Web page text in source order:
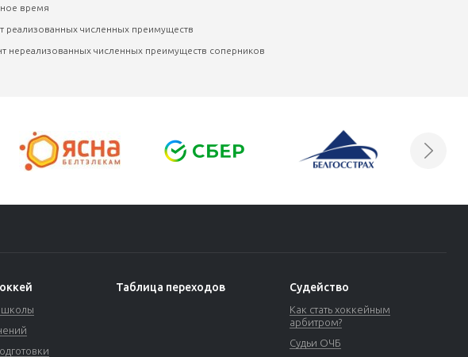
время
реализованных численных преимуществ
нереализованных численных преимуществ соперников
школы
Таблица переходов Судейство
Как стать хоккейным
арбитром?
Судьи ОЧБ